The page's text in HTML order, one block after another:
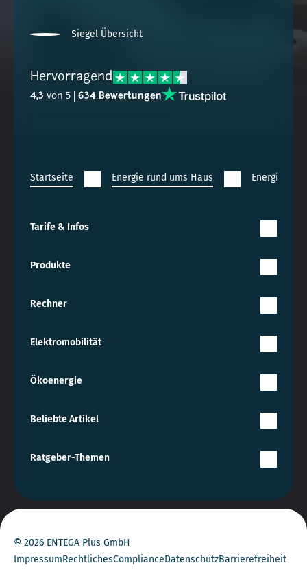
Siegel Übersicht
Hervorragend
4,3 von 5 | 634 Bewertungen
Startseite Energie rund ums Haus
Tarife & Infos
Produkte
Rechner
Elektromobilität
Ökoenergie
Beliebte Artikel
Ratgeber-Themen
© 2026 ENTEGA Plus GmbH
ImpressumRechtlichesComplianceDatenschutzBarrierefreiheit